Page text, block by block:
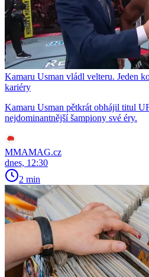
Kamaru Usman vládl velteru. Jeden
kariéry
Kamaru Usman pětkrát obhájil titul
nejdominantnější šampiony své éry.
MMAMAG.cz
dnes, 12:30
2 min